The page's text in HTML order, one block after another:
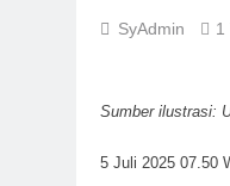
SyAdmin 1
Sumber ilustrasi:
5 Juli 2025 07.50